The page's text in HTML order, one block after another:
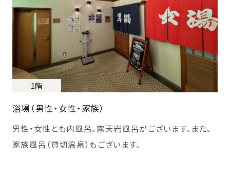
浴場（男性・女性・家族）
男性・女性とも内風呂、露天岩風呂がございます。また、
家族風呂（貸切温泉）もございます。
1階